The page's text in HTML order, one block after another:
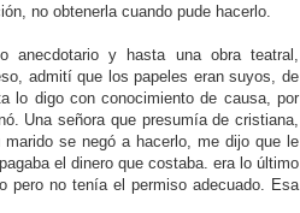
no obtenerla cuando pude hacerlo.
anecdotario y hasta una obra teatral,
admití que los papeles eran suyos, de
lo digo con conocimiento de causa, por
Una señora que presumía de cristiana,
se negó a hacerlo, me dijo que le
el dinero que costaba. era lo último
pero no tenía el permiso adecuado. Esa